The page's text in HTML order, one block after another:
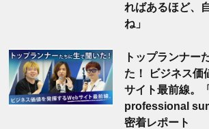
ればあるほど、
ね」
トップランナー
た！ ビジネス価
サイト最前線。
professional
密着レポート